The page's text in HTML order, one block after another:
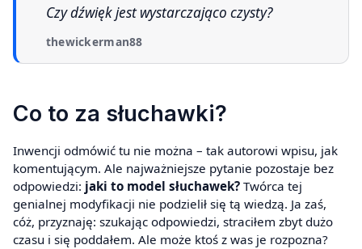
Czy dźwięk jest wystarczająco czysty?
thewickerman88
Co to za słuchawki?
Inwencji odmówić tu nie można – tak autorowi wpisu, jak
komentującym. Ale najważniejsze pytanie pozostaje bez
odpowiedzi: jaki to model słuchawek? Twórca tej
genialnej modyfikacji nie podzielił się tą wiedzą. Ja zaś,
cóż, przyznaję: szukając odpowiedzi, straciłem zbyt dużo
czasu i się poddałem. Ale może ktoś z was je rozpozna?